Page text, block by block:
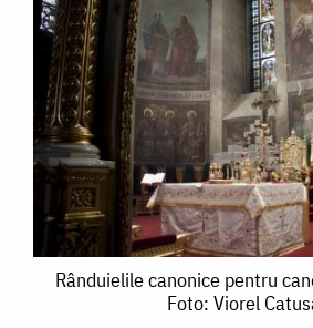
Rânduielile
Rânduielile canonice pentru
Foto: Viorel